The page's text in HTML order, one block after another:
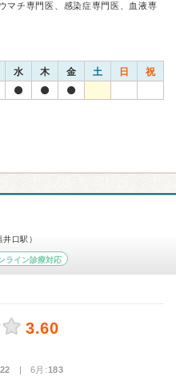
マチ専門医、感染症専門医、血液専
水 木 金 土 日 祝
口駅）
ライン診療対応
3.60
| 6月:183